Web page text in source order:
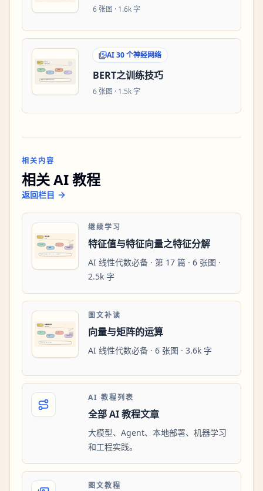
6 张图 · 1.6k 字
AI 30 个神经网络
BERT之训练技巧
6 张图 · 1.5k 字
相关内容
相关 AI 教程
返回栏目
继续学习
特征值与特征向量之特征分解
AI 线性代数必备 · 第 17 篇 · 6 张图 ·
2.5k 字
图文补读
向量与矩阵的运算
AI 线性代数必备 · 6 张图 · 3.6k 字
AI 教程列表
全部 AI 教程文章
大模型、Agent、本地部署、机器学习
和工程实践。
图文教程